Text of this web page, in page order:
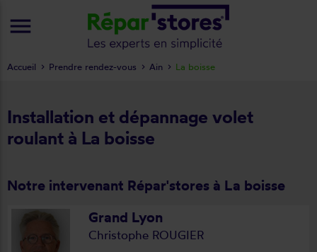
Installation et dépannage volet
roulant à La boisse
Notre intervenant Répar'stores à La boisse
Grand Lyon
Christophe ROUGIER
Accueil Prendre rendez-vous Ain La boisse
menu